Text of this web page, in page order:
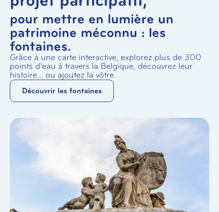
pour mettre en lumière un
patrimoine méconnu : les
fontaines.
Grâce à une carte interactive, explorez plus de 300
points d’eau à travers la Belgique, découvrez leur
histoire… ou ajoutez la vôtre.
Découvrir les fontaines